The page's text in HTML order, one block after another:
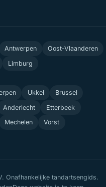
Antwerpen
Oost-Vlaanderen
Limburg
Ukkel
Brussel
Anderlecht
Etterbeek
Mechelen
Vorst
Onafhankelijke tandartsengids.